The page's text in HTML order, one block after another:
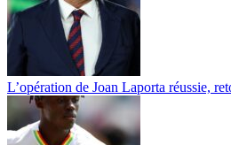
L’opération de Joan Laporta réussie,